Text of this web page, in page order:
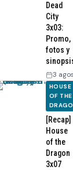
Dead
City
3x03:
Promo,
fotos y
3
HOUSE
OF THE
[Recap]
House
of the
Dragon
3x07